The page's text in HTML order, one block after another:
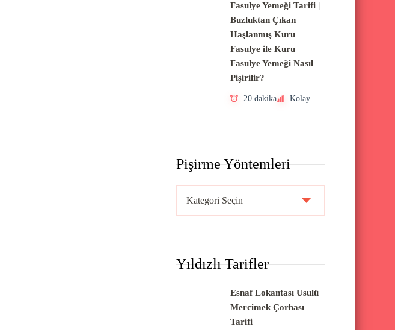
Fasulye Yemeği Tarifi |
Buzluktan Çıkan
Haşlanmış Kuru
Fasulye ile Kuru
Fasulye Yemeği Nasıl
Pişirilir?
20 dakika Kolay
Pişirme Yöntemleri
r
Yıldızlı Tarifler
Esnaf Lokantası Usulü
Mercimek Çorbası
Tarifi